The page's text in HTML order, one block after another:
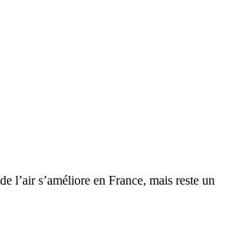
l’air s’améliore en France, mais reste un